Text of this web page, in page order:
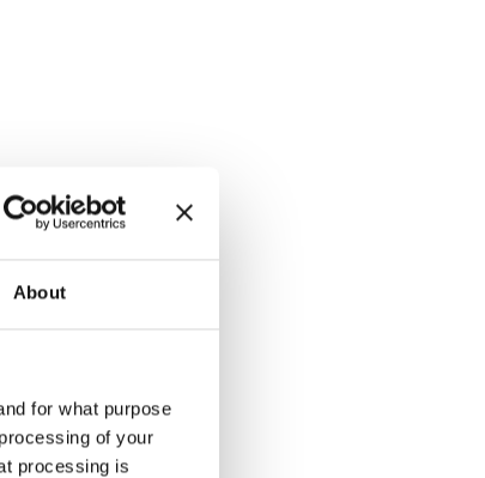
About
for what purpose
of your
processing is